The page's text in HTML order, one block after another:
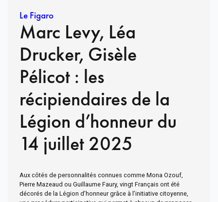
Le Figaro
Marc Levy, Léa
Drucker, Gisèle
Pélicot : les
récipiendaires de la
Légion d’honneur du
14 juillet 2025
Aux côtés de personnalités connues comme Mona Ozouf,
Pierre Mazeaud ou Guillaume Faury, vingt Français ont été
décorés de la Légion d’honneur grâce à l’initiative citoyenne,